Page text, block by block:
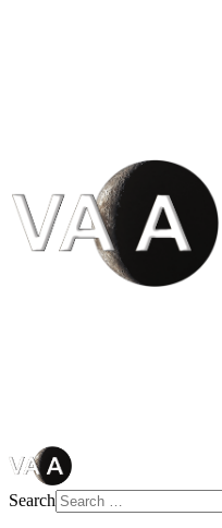
Search